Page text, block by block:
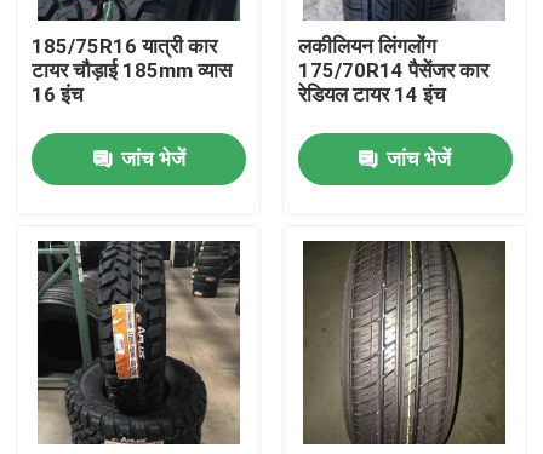
गुणवत्ता नियंत्रण
हमसे संपर्क करें
सभी मामलों
ट्रक बस टायर
टीबीआर टायर्स
185/75R16 यात्री कार
टायर चौड़ाई 185mm व्यास
16 इंच
जांच भेजें
लकीलियन लिंगलोंग
175/70R14 पैसेंजर कार
रेडियल टायर 14 इंच
जांच भेजें